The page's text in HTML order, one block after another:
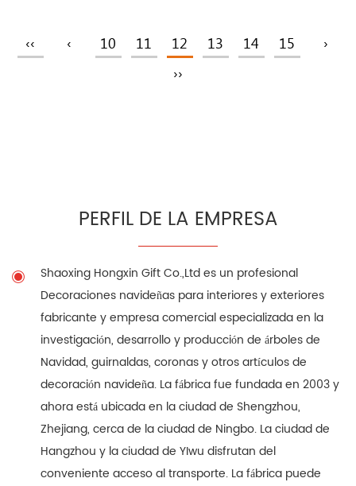
‹‹ ‹ 10 11 12 13 14 15
›
››
PERFIL DE LA EMPRESA
Shaoxing Hongxin Gift Co.,Ltd es un profesional
Decoraciones navideñas para interiores y exteriores
fabricante y empresa comercial especializada en la
investigación, desarrollo y producción de árboles de
Navidad, guirnaldas, coronas y otros artículos de
decoración navideña. La fábrica fue fundada en 2003 y
ahora está ubicada en la ciudad de Shengzhou,
Zhejiang, cerca de la ciudad de Ningbo. La ciudad de
Hangzhou y la ciudad de YIwu disfrutan del
conveniente acceso al transporte. La fábrica puede